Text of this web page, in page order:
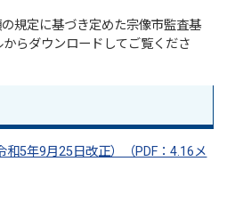
規定に基づき定めた宗像市監査基
らダウンロードしてご覧くださ
和5年9月25日改正）（PDF：4.16メ